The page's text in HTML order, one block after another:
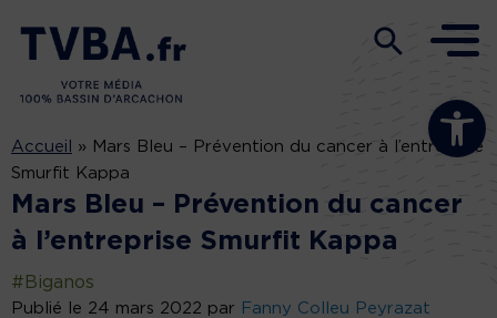
Ouvrir la
Accueil » Mars Bleu – Prévention du cancer à l’entreprise
Smurfit Kappa
Mars Bleu – Prévention du cancer
à l’entreprise Smurfit Kappa
#Biganos
Publié le 24 mars 2022 par Fanny Colleu Peyrazat